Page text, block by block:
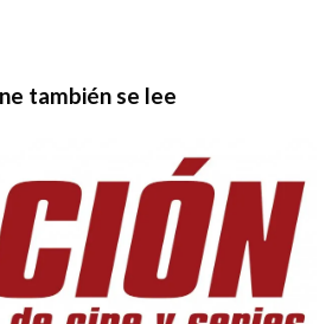
también se lee